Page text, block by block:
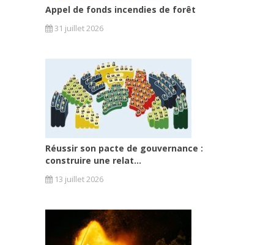
Appel de fonds incendies de forêt
31 juillet 2026
Réussir son pacte de gouvernance :
construire une relat...
13 juillet 2026